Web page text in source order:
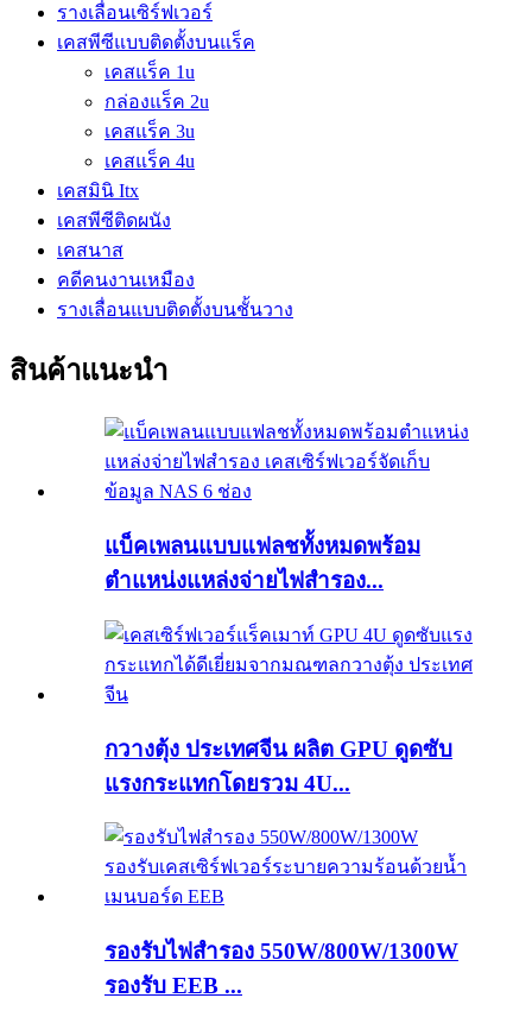
รางเลื่อนเซิร์ฟเวอร์
เคสพีซีแบบติดตั้งบนแร็ค
เคสแร็ค 1u
กล่องแร็ค 2u
เคสแร็ค 3u
เคสแร็ค 4u
เคสมินิ Itx
เคสพีซีติดผนัง
เคสนาส
คดีคนงานเหมือง
รางเลื่อนแบบติดตั้งบนชั้นวาง
สินค้าแนะนำ
แบ็คเพลนแบบแฟลชทั้งหมดพร้อม
ตำแหน่งแหล่งจ่ายไฟสำรอง...
กวางตุ้ง ประเทศจีน ผลิต GPU ดูดซับ
แรงกระแทกโดยรวม 4U...
รองรับไฟสำรอง 550W/800W/1300W
รองรับ EEB ...